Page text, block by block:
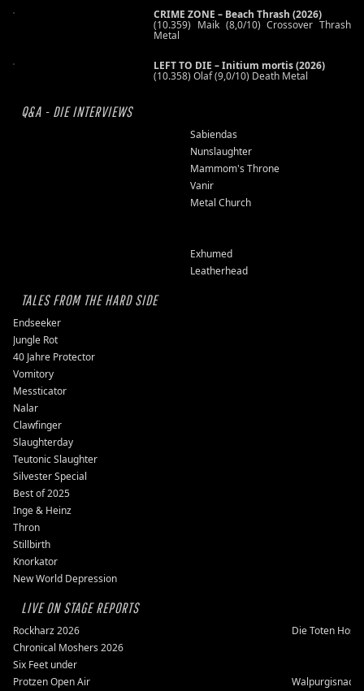
CRIME ZONE – Beach Thrash (2026)
(10.359) Maik (8,0/10) Crossover Thrash
Metal
LEFT TO DIE – Initium mortis (2026)
(10.358) Olaf (9,0/10) Death Metal
Q&A - DIE INTERVIEWS
Sabiendas
Nunslaughter
Mammom's Throne
Vanir
Metal Church
Exhumed
Leatherhead
TALES FROM THE HARD SIDE
Endseeker
Jungle Rot
40 Jahre Protector
Vomitory
Messticator
Nalar
Clawfinger
Slaughterday
Teutonic Slaughter
Silvester Special
Best of 2025
Inge & Heinz
Thron
Stillbirth
Knorkator
New World Depression
LIVE ON STAGE REPORTS
Rockharz 2026
Die Toten
Chronical Moshers 2026
Six Feet under
Protzen Open Air
Walpurgisnacht